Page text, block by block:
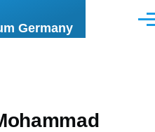
Germany